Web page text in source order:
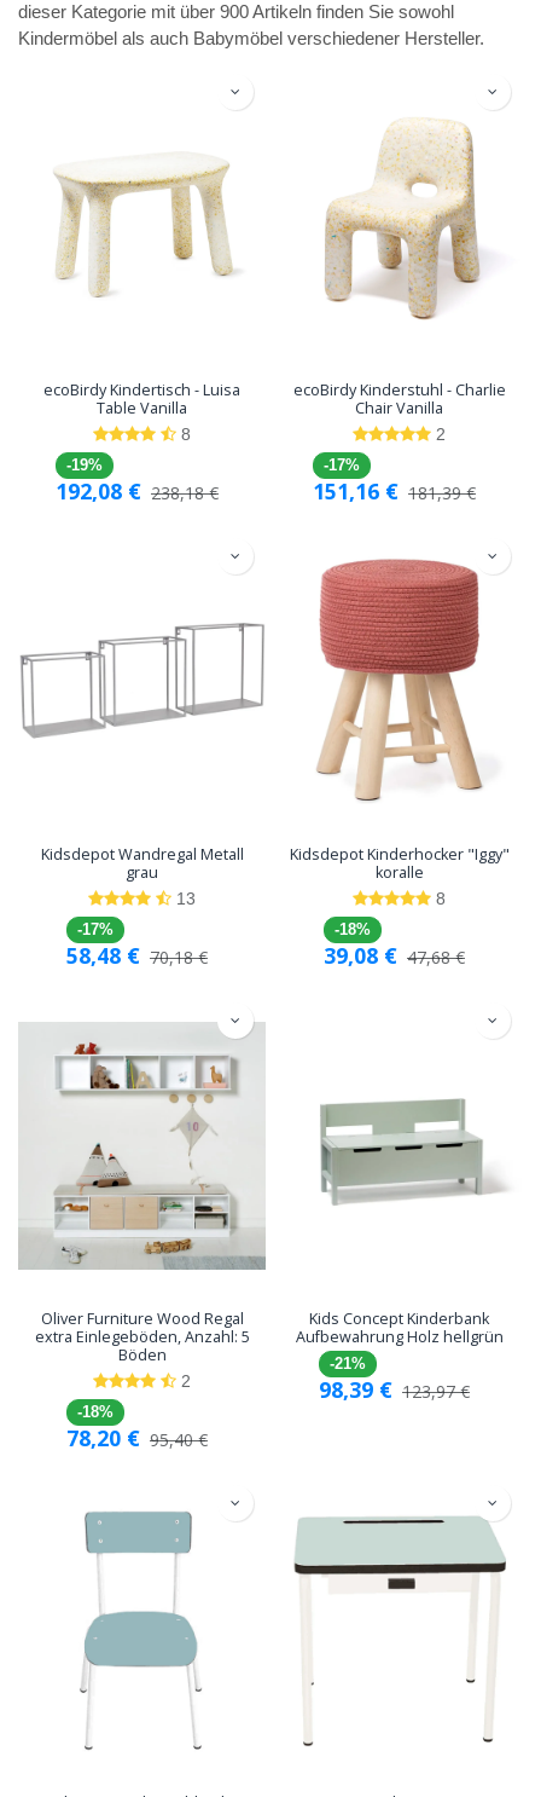
dieser Kategorie mit über 900 Artikeln finden Sie sowohl
Kindermöbel als auch Babymöbel verschiedener Hersteller.
ecoBirdy Kindertisch - Luisa
Table Vanilla
8
-19%
192,08 € 238,18€
ecoBirdy Kinderstuhl - Charlie
Chair Vanilla
2
-17%
151,16 € 181,39€
Kidsdepot Wandregal Metall
grau
13
-17%
58,48 € 70,18€
Kidsdepot Kinderhocker "Iggy"
koralle
8
-18%
39,08 € 47,68€
Oliver Furniture Wood Regal
extra Einlegeböden, Anzahl: 5
Böden
2
-18%
78,20 € 95,40€
Kids Concept Kinderbank
Aufbewahrung Holz hellgrün
-21%
98,39 € 123,97€